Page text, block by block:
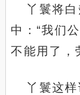
丫鬟将
中：“我们
不能用了，
丫鬟这